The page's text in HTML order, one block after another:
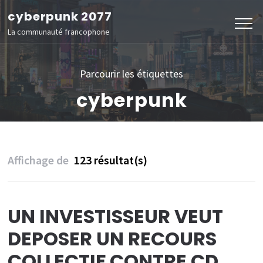
au
contenu
(Pressez
Entrée)
cyberpunk 2077
La communauté francophone
Parcourir les étiquettes
cyberpunk
Affichage de 123 résultat(s)
UN INVESTISSEUR VEUT
DEPOSER UN RECOURS